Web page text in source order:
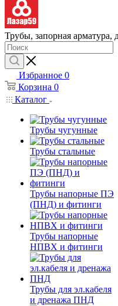
Трубы, запорная арматура,
Избранное 0
Корзина 0
Каталог
Трубы чугунные
Трубы стальные
Трубы напорные ПЭ
(ПНД) и фитинги
Трубы напорные
НПВХ и фитинги
Трубы для эл.кабеля
и дренажа ПНД